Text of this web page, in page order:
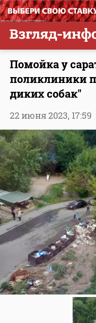
Помойка у
поликлиники
диких собак"
22 июня 2023, 17:59